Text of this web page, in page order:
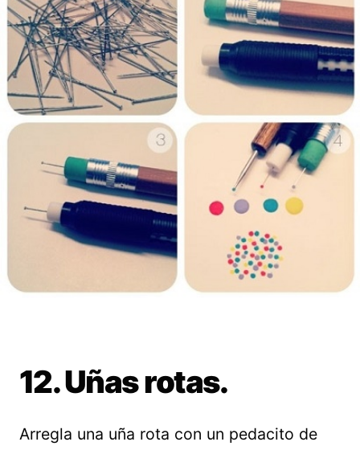
12. Uñas rotas.
Arregla una uña rota con un pedacito de